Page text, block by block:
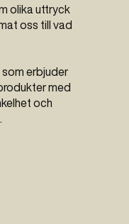
olika uttryck
oss till vad
erbjuder
med
och